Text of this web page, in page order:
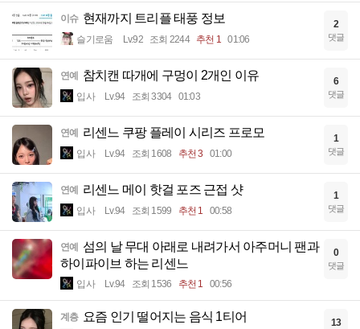
이슈 현재까지 트리플 태풍 정보
슬기로움 Lv.92 조회 2244 추천 1 01:06
2
댓글
연예 참치캔 따개에 구멍이 2개인 이유
입사 Lv.94 조회 3304 01:03
6
댓글
연예 리센느 쿠팡 플레이 시리즈 프로모
입사 Lv.94 조회 1608 추천 3 01:00
1
댓글
연예 리센느 메이 핫걸 포즈 근접 샷
입사 Lv.94 조회 1599 추천 1 00:58
1
댓글
연예 섬의 날 무대 아래로 내려가서 아주머니 팬과
하이파이브 하는 리센느
입사 Lv.94 조회 1536 추천 1 00:56
0
댓글
계층 요즘 인기 떨어지는 음식 1티어 13